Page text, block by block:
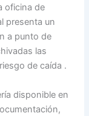
oficina de
presenta un
a punto de
las
de caída .
disponible en